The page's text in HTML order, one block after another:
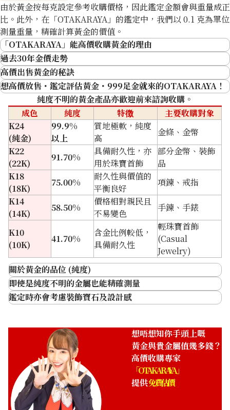
收購日期: 2026年2月
K24 Bracelet
商品分類 金飾
狀態
S
詳情
非常乾淨
分店
佐敦店(尖沙咀)
收購日期: 2026年2月
K24 Bracelet
商品分類 金飾
狀態
A
詳情
乾淨
分店
佐敦店(尖沙咀)
收購日期: 2026年2月
K24 Ring
商品分類 金飾
狀態
A
詳情
乾淨
分店
佐敦店(尖沙咀)
收購日期: 2026年2月
K24 Ring
商品分類 金飾
詳情
分店
由於黃金按每克設定參考收購價格，因此鑑定金額會與重量成正
比。此外，在「OTAKARAYA」的鑑定中，我們以 0.1 克為單位
測量重量，精確計算黃金的價值。
「OTAKARAYA」能高價收購黃金的理由
過去30年金價走勢
高價出售黃金的秘訣
想高價放售・鑑定評估黃金・999足金就來的OTAKARAYA！
純度不明的黃金產品亦歡迎前來諮詢收購。
成色
純度 特徴
主要收購對象
K24
(純金)
99.9%
以上
質地極軟，純度
高
金條、金幣
K22
(22K)
91.70%
具備耐久性，亦
用於珠寶首飾
部分金幣、裝飾
品
K18
(18K)
75.00%
耐久性與價值的
平衡良好
項鍊、戒指
K14
(14K)
58.50%
價格相對親民且
不易變色
手鍊、手錶
K10
(10K)
41.70%
含金比例較低，
具備耐久性
輕珠寶首飾
(Casual
Jewelry)
關於黃金的品位 (純度)
即使是純度不明的金屬也能精確測量
鑑定時亦會考慮裝飾寶石及設計感
想唔想知你手頭上嘅
黃金與貴金屬值幾多錢？
高價收購專家
「OTAKARAYA」
提供免費估價